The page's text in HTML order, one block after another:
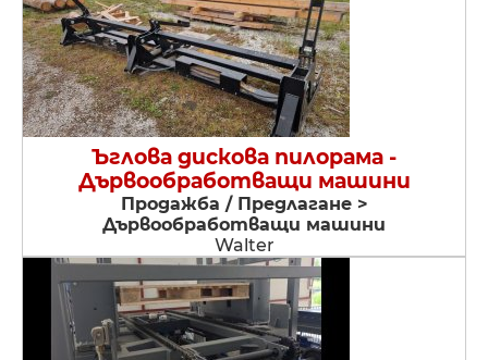
Ъглова дискова пилорама -
Дървообработващи машини
Продажба / Предлагане >
Дървообработващи машини
Walter